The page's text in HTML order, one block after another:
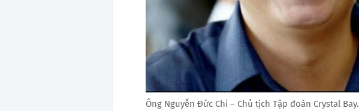
Ông Nguyễn Đức Chi – Chủ tịch Tập đoàn Crystal Bay.